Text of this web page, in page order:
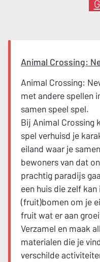
Animal Crossing:
Animal Crossing:
met andere spellen
samen speel spel.
Bij Animal Crossing
spel verhuisd je
eiland waar je
bewoners van dat
prachtig paradijs
een huis die zelf
(fruit)bomen om je
fruit wat er aan
Verzamel en maak
materialen die je
verschilde